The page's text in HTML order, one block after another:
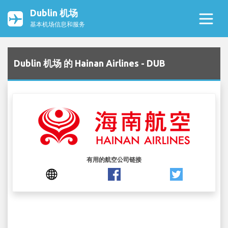
Dublin 机场
基本机场信息和服务
Dublin 机场 的 Hainan Airlines - DUB
有用的航空公司链接